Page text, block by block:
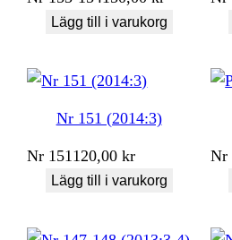
Lägg till i varukorg
Nr 151 (2014:3)
Nr 151120,00kr
Lägg till i varukorg
Nr